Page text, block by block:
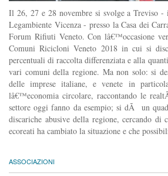
Il 26, 27 e 28 novembre si svolge a Treviso -
Legambiente Vicenza - presso la Casa dei
Forum Rifiuti Veneto. Con lâ€™occasione
Comuni Ricicloni Veneto 2018 in cui si
percentuali di raccolta differenziata e alla
vari comuni della regione. Ma non solo: si
delle imprese italiane, e venete in
lâ€™economia circolare, raccontando le
settore oggi fanno da esempio; si dÃ un
discariche abusive della regione, cercando di
ecoreati ha cambiato la situazione e che
ASSOCIAZIONI